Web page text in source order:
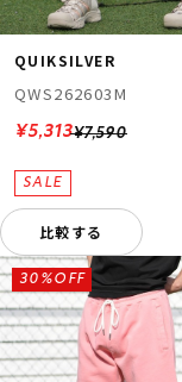
QUIKSILVER
QWS262603M
¥7,590
¥5,313
比較する
30%OFF